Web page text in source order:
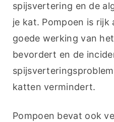
spijsvertering en de
je kat. Pompoen is rijk
goede werking van
bevordert en de
katten vermindert.
Pompoen bevat ook